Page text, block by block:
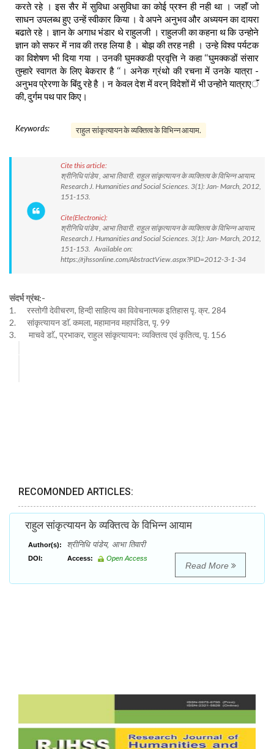
करते रहे । इस सैर में सुविधा असुविधा का कोई प्रश्न ही नही था । जहाॅं जो
साधन उपलब्ध हुए उन्हें स्वीकार किया । वे अपने अनुभव और अध्ययन का दायरा
बढाते रहे । ज्ञान के अगाध भंडार थे राहुलजी । राहुलजी का कहना थ कि उन्होने
ज्ञान को सफर में नाव की तरह लिया है । बोझ की तरह नही । उन्हे विश्व पर्यटक
का विशेषण भी दिया गया । उनकी घुमक्कडी प्रवृत्ति ने कहा ‘‘घुमक्कडों संसार
तुम्हारे स्वागत के लिए बेकरार है ‘‘। अनेक ग्रंथो की रचना में उनके यात्रा -
अनुभव प्रेरणा के बिंदु रहे है । न केवल देश में वरन् विदेशों में भी उन्होने यात्राएॅं
की, दुर्गम पथ पार किए।
Keywords: राहुल सांकृत्यायन के व्यक्तित्व के विभिन्न आयाम.
Cite this article:
श्रीनिधि पांडेय , आभा तिवारी. राहुल सांकृत्यायन के व्यक्तित्व के विभिन्न आयाम.
Research J. Humanities and Social Sciences. 3(1): Jan- March, 2012,
151-153.
Cite(Electronic):
श्रीनिधि पांडेय , आभा तिवारी. राहुल सांकृत्यायन के व्यक्तित्व के विभिन्न आयाम.
Research J. Humanities and Social Sciences. 3(1): Jan- March, 2012,
151-153. Available on:
https://rjhssonline.com/AbstractView.aspx?PID=2012-3-1-34
संदर्भ ग्रंथ:-
1. रस्तोगी देवीचरण, हिन्दी साहित्य का विवेचनात्मक इतिहास पृ. क्र. 284
2. सांकृत्यायन डाॅ. कमला, महामानव महापंडित, पृ. 99
3. माचवे डाॅ., प्रभाकर, राहुल सांकृत्यायन: व्यक्तित्व एवं कृतित्व, पृ. 156
RECOMONDED ARTICLES:
राहुल सांकृत्यायन के व्यक्तित्व के विभिन्न आयाम
Author(s): श्रीनिधि पांडेय, आभा तिवारी
DOI: Access: Open Access
Read More